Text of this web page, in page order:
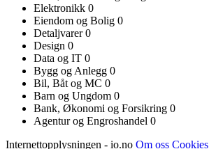
Elektronikk 0
Eiendom og Bolig 0
Detaljvarer0
Design 0
Data og IT 0
Bygg og Anlegg 0
Bil, Båt og MC 0
Barn og Ungdom 0
Bank, Økonomi og Forsikring 0
Agentur og Engroshandel 0
Internettopplysningen - io.no Om oss Cookies